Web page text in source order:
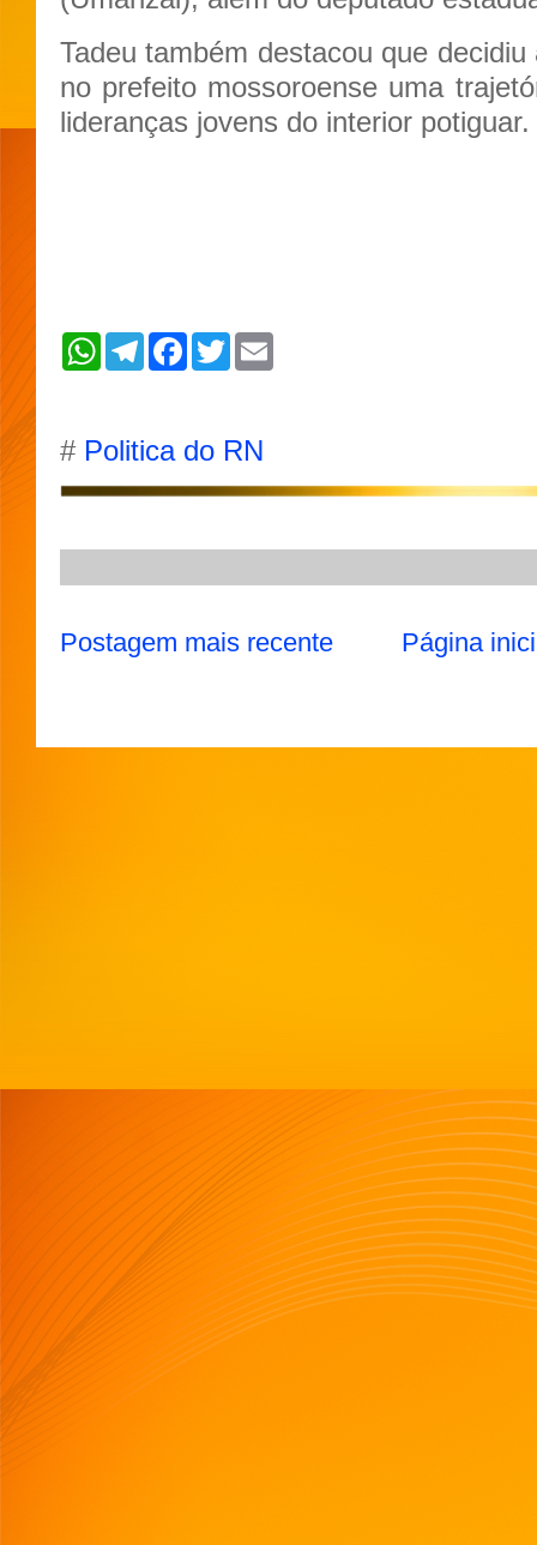
Tadeu também destacou que
no prefeito mossoroense uma
lideranças jovens do interior potiguar.
W
p
T
e
a
F
a
o
o
T
w
e
r
# Politica do RN
Postagem mais recente Página